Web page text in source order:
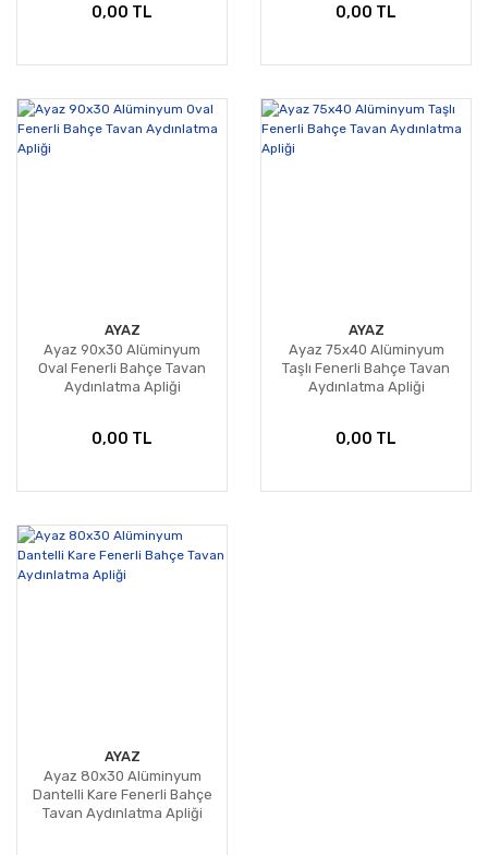
0,00 TL 0,00 TL
AYAZ
Ayaz 90x30 Alüminyum
Oval Fenerli Bahçe Tavan
Aydınlatma Apliği
0,00 TL
AYAZ
Ayaz 75x40 Alüminyum
Taşlı Fenerli Bahçe Tavan
Aydınlatma Apliği
0,00 TL
AYAZ
Ayaz 80x30 Alüminyum
Dantelli Kare Fenerli Bahçe
Tavan Aydınlatma Apliği